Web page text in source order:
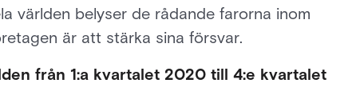
världen belyser de rådande farorna inom
är att stärka sina försvar.
från 1:a kvartalet 2020 till 4:e kvartalet